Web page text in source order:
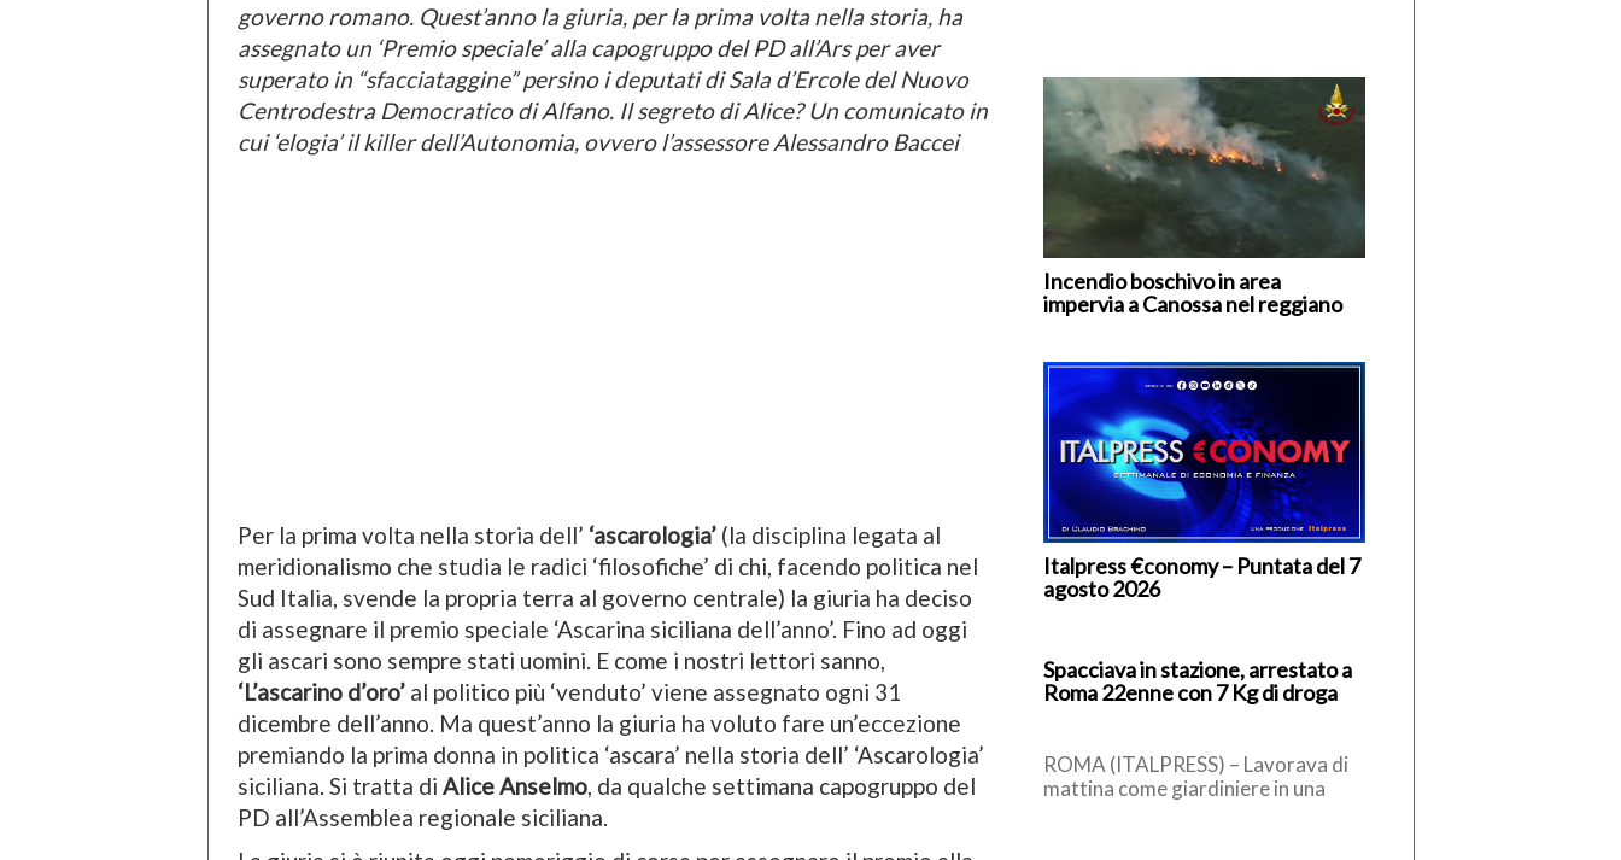
governo romano. Quest’anno la giuria, per la prima volta nella storia, ha
assegnato un ‘Premio speciale’ alla capogruppo del PD all’Ars per aver
superato in “sfacciataggine” persino i deputati di Sala d’Ercole del Nuovo
Centrodestra Democratico di Alfano. Il segreto di Alice? Un comunicato in
cui ‘elogia’ il killer dell’Autonomia, ovvero l’assessore Alessandro Baccei
Per la prima volta nella storia dell’ ‘ascarologia’ (la disciplina legata al
meridionalismo che studia le radici ‘filosofiche’ di chi, facendo politica nel
Sud Italia, svende la propria terra al governo centrale) la giuria ha deciso
di assegnare il premio speciale ‘Ascarina siciliana dell’anno’. Fino ad oggi
gli ascari sono sempre stati uomini. E come i nostri lettori sanno,
‘L’ascarino d’oro’ al politico più ‘venduto’ viene assegnato ogni 31
dicembre dell’anno. Ma quest’anno la giuria ha voluto fare un’eccezione
premiando la prima donna in politica ‘ascara’ nella storia dell’ ‘Ascarologia’
siciliana. Si tratta di Alice Anselmo, da qualche settimana capogruppo del
PD all’Assemblea regionale siciliana.
Incendio boschivo in area
impervia a Canossa nel reggiano
Italpress €conomy – Puntata del 7
agosto 2026
Spacciava in stazione, arrestato a
Roma 22enne con 7 Kg di droga
ROMA (ITALPRESS) – Lavorava di
mattina come giardiniere in una